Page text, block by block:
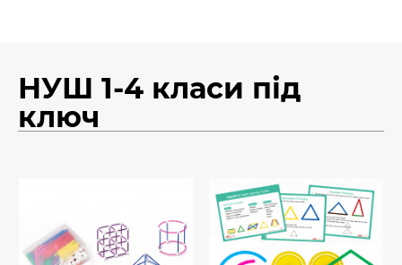
НУШ 1-4 класи під
ключ